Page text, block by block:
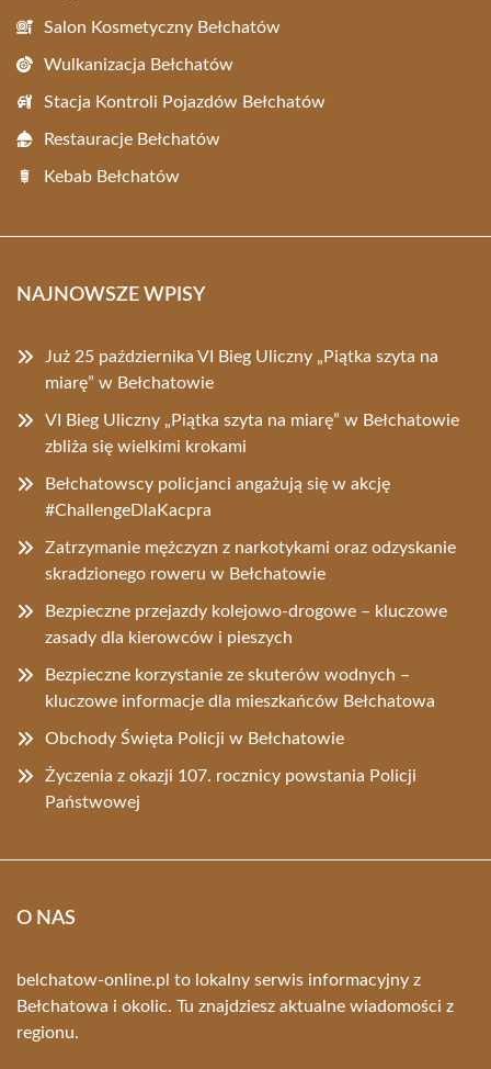
Salon Kosmetyczny Bełchatów
Wulkanizacja Bełchatów
Stacja Kontroli Pojazdów Bełchatów
Restauracje Bełchatów
Kebab Bełchatów
NAJNOWSZE WPISY
Już 25 października VI Bieg Uliczny „Piątka szyta na
miarę” w Bełchatowie
VI Bieg Uliczny „Piątka szyta na miarę” w Bełchatowie
zbliża się wielkimi krokami
Bełchatowscy policjanci angażują się w akcję
#ChallengeDlaKacpra
Zatrzymanie mężczyzn z narkotykami oraz odzyskanie
skradzionego roweru w Bełchatowie
Bezpieczne przejazdy kolejowo-drogowe – kluczowe
zasady dla kierowców i pieszych
Bezpieczne korzystanie ze skuterów wodnych –
kluczowe informacje dla mieszkańców Bełchatowa
Obchody Święta Policji w Bełchatowie
Życzenia z okazji 107. rocznicy powstania Policji
Państwowej
O NAS
belchatow-online.pl to lokalny serwis informacyjny z
Bełchatowa i okolic. Tu znajdziesz aktualne wiadomości z
regionu.